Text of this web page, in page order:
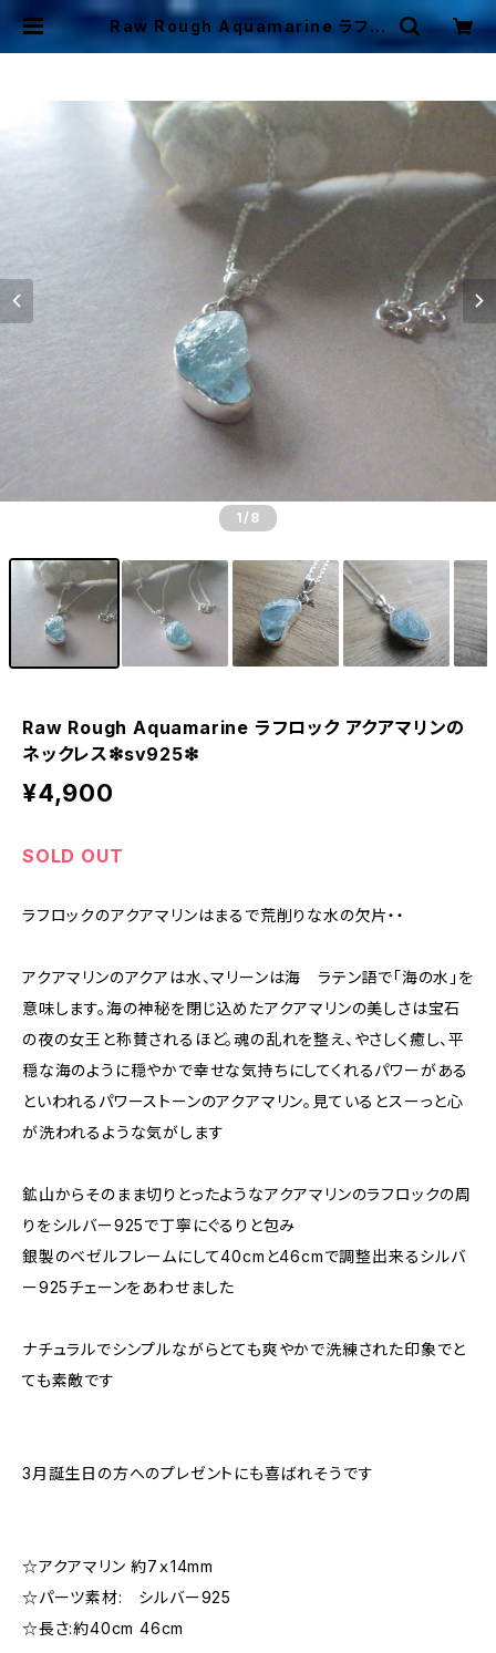
Raw Rough Aquamarine ラフロ
ック アクアマリンのネックレス❇︎sv9
1 /8
Raw Rough Aquamarine ラフロック アクアマリンの
ネックレス❇︎sv925❇︎
¥4,900
SOLD OUT
ラフロックのアクアマリンはまるで荒削りな水の欠片・・
アクアマリンのアクアは水、マリーンは海 ラテン語で「海の水」を
意味します。海の神秘を閉じ込めたアクアマリンの美しさは宝石
の夜の女王と称賛されるほど。魂の乱れを整え、やさしく癒し、平
穏な海のように穏やかで幸せな気持ちにしてくれるパワーがある
といわれるパワーストーンのアクアマリン。見ているとスーっと心
が洗われるような気がします
鉱山からそのまま切りとったようなアクアマリンのラフロックの周
りをシルバー925で丁寧にぐるりと包み
銀製のベゼルフレームにして40cmと46cmで調整出来るシルバ
ー925チェーンをあわせました
ナチュラルでシンプルながらとても爽やかで洗練された印象でと
ても素敵です
3月誕生日の方へのプレゼントにも喜ばれそうです
☆アクアマリン 約7ｘ14mm
☆パーツ素材: シルバー925
☆長さ:約40cm 46cm